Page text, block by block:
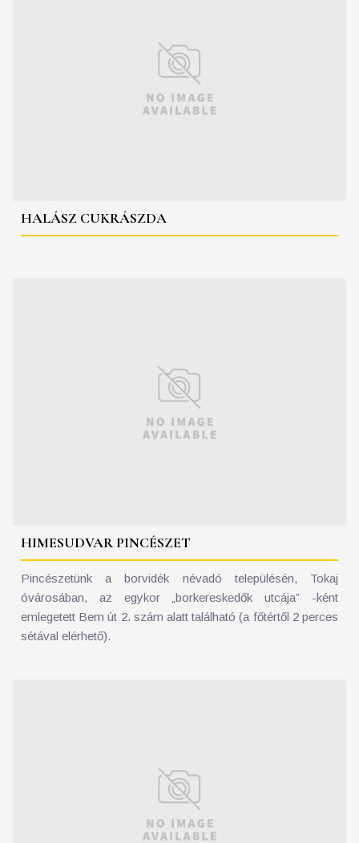
HALÁSZ CUKRÁSZDA
HIMESUDVAR PINCÉSZET
Pincészetünk a borvidék névadó településén, Tokaj
óvárosában, az egykor „borkereskedők utcája” -ként
emlegetett Bem út 2. szám alatt található (a főtértől 2 perces
sétával elérhető).